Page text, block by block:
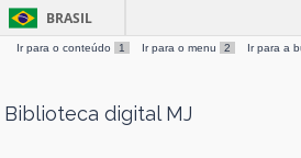
Skip
BRASIL
Ir para o conteúdo 1 Ir para o menu 2 Ir para a
Biblioteca digital MJ